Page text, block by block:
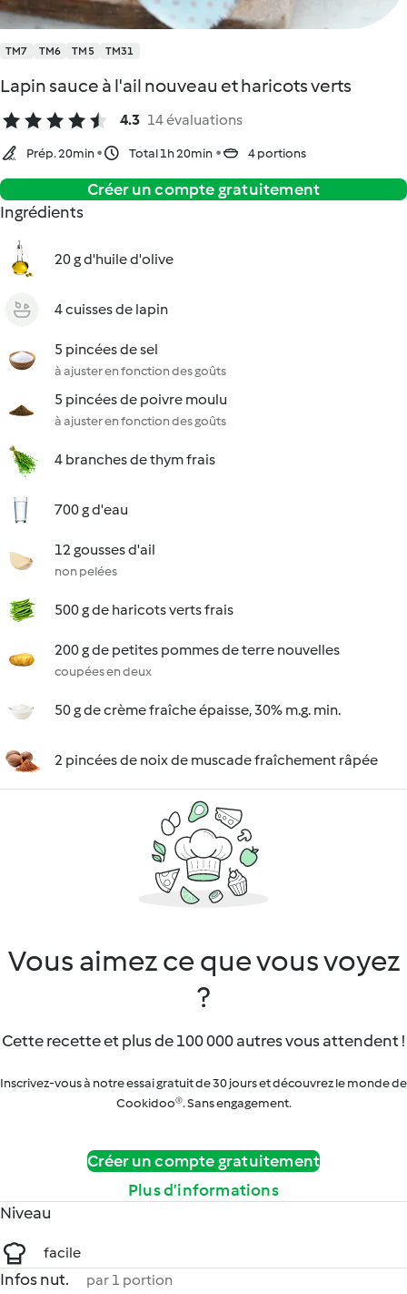
TM7 TM6 TM5 TM31
Lapin sauce à l'ail nouveau et haricots verts
4.3 14 évaluations
Prép. 20min Total 1h 20min 4 portions
Créer un compte gratuitement
Ingrédients
20 g d'huile d'olive
4 cuisses de lapin
5 pincées de sel
à ajuster en fonction des goûts
5 pincées de poivre moulu
à ajuster en fonction des goûts
4 branches de thym frais
700 g d'eau
12 gousses d'ail
non pelées
500 g de haricots verts frais
200 g de petites pommes de terre nouvelles
coupées en deux
50 g de crème fraîche épaisse, 30% m.g. min.
2 pincées de noix de muscade fraîchement râpée
Vous aimez ce que vous voyez
?
Cette recette et plus de 100 000 autres vous attendent !
Inscrivez-vous à notre essai gratuit de 30 jours et découvrez le monde de
Cookidoo®. Sans engagement.
Créer un compte gratuitement
Plus d’informations
Niveau
facile
Infos nut. par 1 portion